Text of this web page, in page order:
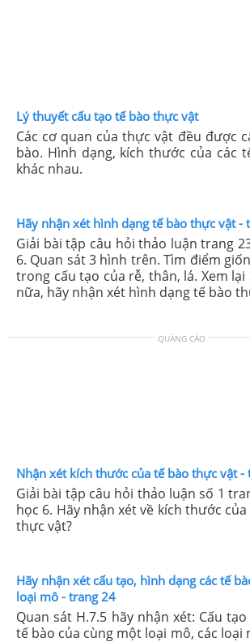
Lý thuyết cấu tạo tế bào thực vật
Các cơ quan của thực vật đều được
bào. Hình dạng, kích thước của các
khác nhau.
Hãy nhận xét hình dạng tế bào thực vật -
Giải bài tập câu hỏi thảo luận trang
6. Quan sát 3 hình trên. Tìm điểm
trong cấu tạo của rễ, thân, lá. Xem
nữa, hãy nhận xét hình dạng tế bào
QUẢNG CÁO
Nhận xét kích thước của tế bào thực vật -
Giải bài tập câu hỏi thảo luận số 1
học 6. Hãy nhận xét về kích thước
thực vật?
Hãy nhận xét cấu tạo, hình dạng các tế
loại mô - trang 24
Quan sát H.7.5 hãy nhận xét: Cấu
tế bào của cùng một loại mô, các loại